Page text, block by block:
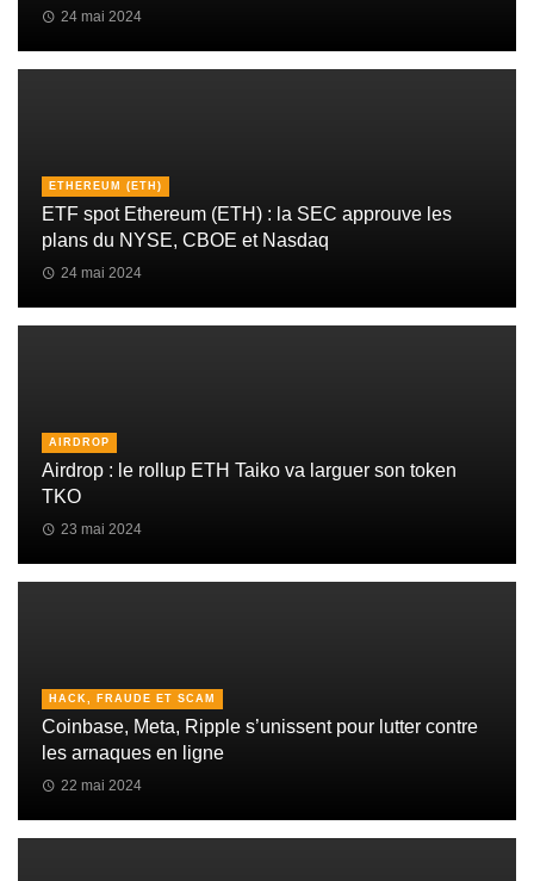
24 mai 2024
ETHEREUM (ETH)
ETF spot Ethereum (ETH) : la SEC approuve les
plans du NYSE, CBOE et Nasdaq
24 mai 2024
AIRDROP
Airdrop : le rollup ETH Taiko va larguer son token
TKO
23 mai 2024
HACK, FRAUDE ET SCAM
Coinbase, Meta, Ripple s’unissent pour lutter contre
les arnaques en ligne
22 mai 2024